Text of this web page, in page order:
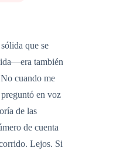
que se
también
cuando me
en voz
de las
de cuenta
Lejos. Si